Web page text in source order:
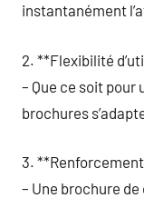
instantanément
2. **Flexibilité
– Que ce soit
brochures
3.
– Une brochure